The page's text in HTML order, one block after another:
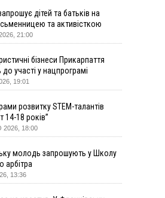
пів року трапилось понад
водіїв
Київ та область: 14
постраждалих і пожежі
ворог уже був у нашій
з Надвірної на псевдо
у кількох групах крові:
у серпні ставати
дітей та батьків на
та активісткою
21:00
бізнеси Прикарпаття
участі у нацпрограмі
себе»
19:01
розвитку STEM-талантів
14-18 років”
18:00
молодь запрошують у Школу
арбітра
13:36